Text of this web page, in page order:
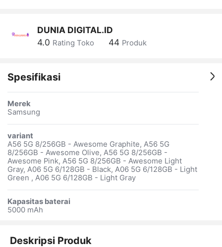
DUNIA DIGITAL.ID
4.0 Rating Toko 44 Produk
Spesifikasi
Merek
Samsung
variant
A56 5G 8/256GB - Awesome Graphite, A56 5G
8/256GB - Awesome Olive, A56 5G 8/256GB -
Awesome Pink, A56 5G 8/256GB - Awesome Light
Gray, A06 5G 6/128GB - Black, A06 5G 6/128GB - Light
Green , A06 5G 6/128GB - Light Gray
Kapasitas baterai
5000 mAh
Deskripsi Produk